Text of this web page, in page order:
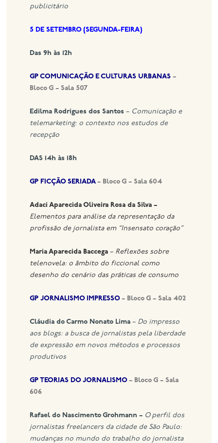
publicitário
5 DE SETEMBRO (SEGUNDA-FEIRA)
Das 9h às 12h
GP COMUNICAÇÃO E CULTURAS URBANAS–
Bloco G – Sala 507
Edilma Rodrigues dos Santos – Comunicação e
telemarketing: o contexto nos estudos de
recepção
DAS 14h às 18h
GP FICÇÃO SERIADA– Bloco G – Sala 604
Adaci Aparecida Oliveira Rosa da Silva –
Elementos para análise da representação da
profissão de jornalista em “Insensato coração”
Maria Aparecida Baccega – Reflexões sobre
telenovela: o âmbito do ficcional como
desenho do cenário das práticas de consumo
GP JORNALISMO IMPRESSO– Bloco G – Sala 402
Cláudia do Carmo Nonato Lima – Do impresso
aos blogs: a busca de jornalistas pela liberdade
de expressão em novos métodos e processos
produtivos
GP TEORIAS DO JORNALISMO– Bloco G – Sala
606
Rafael do Nascimento Grohmann – O perfil dos
jornalistas freelancers da cidade de São Paulo:
mudanças no mundo do trabalho do jornalista